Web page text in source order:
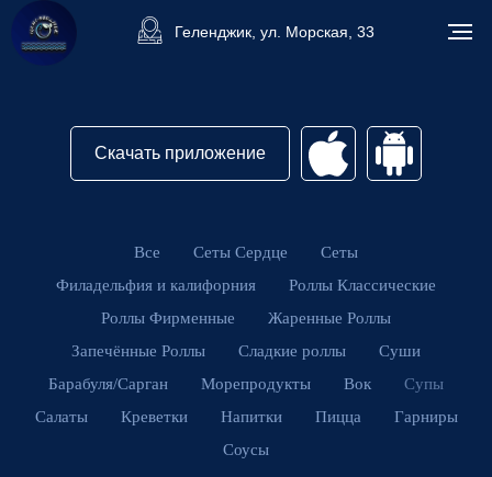
Геленджик, ул. Морская, 33
Скачать приложение
Все Сеты Сердце
Сеты
Филадельфия и калифорния
Роллы Классические
Роллы Фирменные
Жаренные Роллы
Запечённые Роллы
Сладкие роллы
Суши
Барабуля/Сарган
Морепродукты Вок
Супы
Салаты
Креветки Напитки Пицца
Гарниры
Соусы